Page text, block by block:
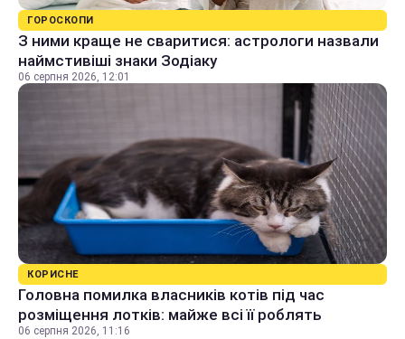
ГОРОСКОПИ
З ними краще не сваритися: астрологи назвали
наймстивіші знаки Зодіаку
06 серпня 2026, 12:01
КОРИСНЕ
Головна помилка власників котів під час
розміщення лотків: майже всі її роблять
06 серпня 2026, 11:16